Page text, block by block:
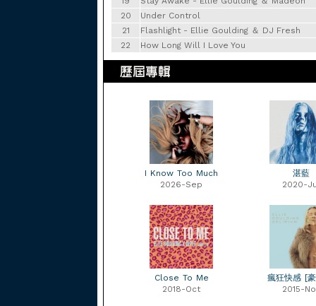
20
Under Control
21
Flashlight - Ellie Goulding ＆ DJ Fresh
22
How Long Will I Love You
I Know Too Much
2026-Sep
湛藍
2020-
Close To Me
2018-Oct
瘋狂快感 [
2015-